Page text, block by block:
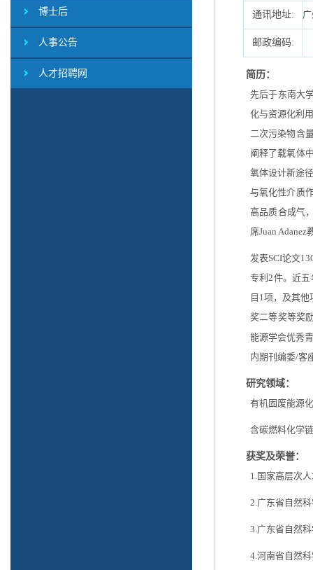
博士后
人事公告
人才招聘网
通讯地址:
邮政编码:
简历：
先后于东南大
化与资源化利
二次污染物含
阐释了载氧体
氧体设计新途
与氧化性介质
高品质合成气
席Juan Adanez
发表SCI论文
专利2件。近
目 1项，及其他
奖二等奖等奖
能源学会优秀
内期刊编委/客
研究领域：
有机固废能源
含碳燃料化学
获奖及荣誉：
1.国家高层次
2.广东省自然
3.广东省自然
4.河南省自然